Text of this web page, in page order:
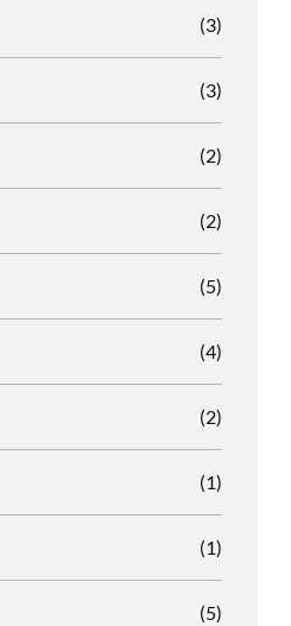
(3)
(3)
(2)
(2)
(5)
(4)
(2)
(1)
(1)
(5)